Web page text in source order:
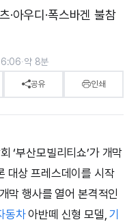
·아우디·폭스바겐 불참
·약 8분
공유 인쇄
‘부산모빌리티쇼’가 개막
대상 프레스데이를 시작
막 행사를 열어 본격적인
동차아반떼 신형 모델,기